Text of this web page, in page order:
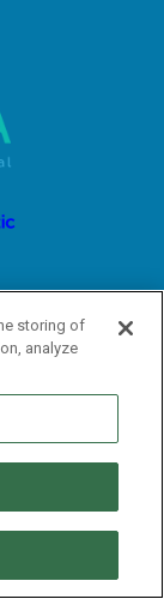
storing of
analyze